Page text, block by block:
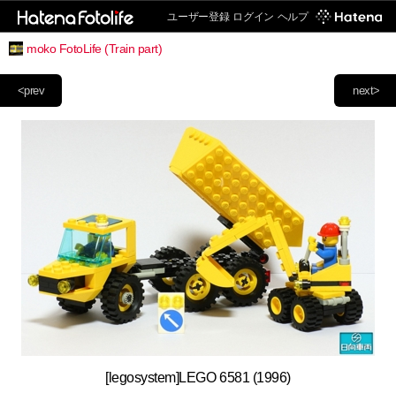
ユーザー登録 ログイン ヘルプ
moko FotoLife (Train part)
next>
<prev
[legosystem]LEGO 6581 (1996)